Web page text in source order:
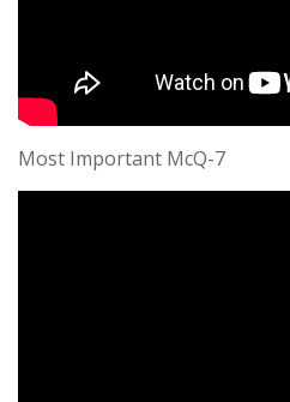
Most Important McQ-7